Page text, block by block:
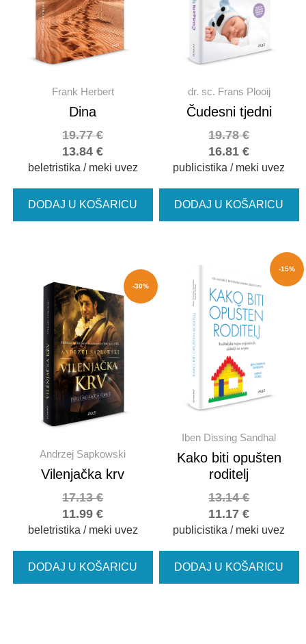
Frank Herbert
Dina
13.84€
19.77€
beletristika / meki uvez
DODAJ U KOŠARICU
dr. sc. Frans Plooij
Čudesni tjedni
16.81€
19.78€
publicistika / meki uvez
DODAJ U KOŠARICU
-30%
Andrzej Sapkowski
Vilenjačka krv
11.99€
17.13€
beletristika / meki uvez
DODAJ U KOŠARICU
-15%
Iben Dissing Sandhal
Kako biti opušten
roditelj
11.17€
13.14€
publicistika / meki uvez
DODAJ U KOŠARICU